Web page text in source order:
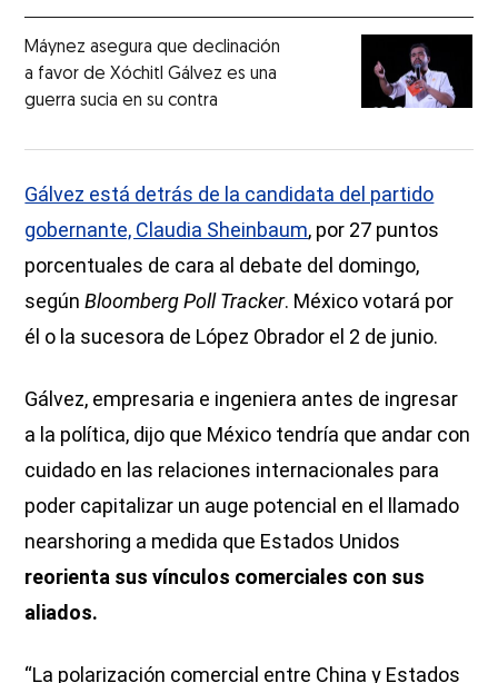
Máynez asegura que declinación
a favor de Xóchitl Gálvez es una
guerra sucia en su contra
Gálvez está detrás de la candidata del partido
gobernante, Claudia Sheinbaum, por 27 puntos
porcentuales de cara al debate del domingo,
segúnBloomberg Poll Tracker. México votará por
él o la sucesora de López Obrador el 2 de junio.
Gálvez, empresaria e ingeniera antes de ingresar
a la política, dijo que México tendría que andar con
cuidado en las relaciones internacionales para
poder capitalizar un auge potencial en el llamado
nearshoring a medida que Estados Unidos
reorienta sus vínculos comerciales con sus
aliados.
“La polarización comercial entre China y Estados